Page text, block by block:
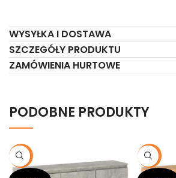
WYSYŁKA I DOSTAWA
SZCZEGÓŁY PRODUKTU
ZAMÓWIENIA HURTOWE
PODOBNE PRODUKTY
-20% -20%